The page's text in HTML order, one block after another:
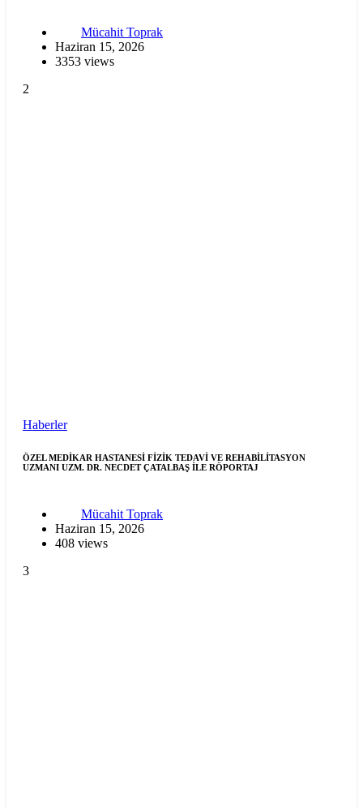
Mücahit Toprak
Haziran 15, 2026
3353 views
2
Haberler
ÖZEL MEDİKAR HASTANESİ FİZİK TEDAVİ VE REHABİLİTASYON
UZMANI UZM. DR. NECDET ÇATALBAŞ İLE RÖPORTAJ
Mücahit Toprak
Haziran 15, 2026
408 views
3